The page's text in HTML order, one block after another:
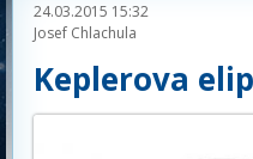
24.03.2015 15:32
Josef Chlachula
Keplerova